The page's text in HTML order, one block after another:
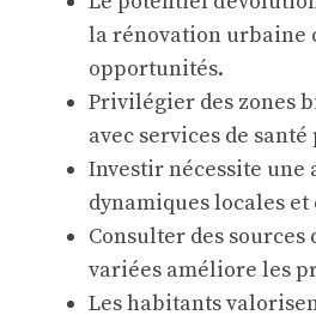
la rénovation urbaine
opportunités.
Privilégier des zones
avec services de
Investir nécessite une
dynamiques locales et
Consulter des sources
variées améliore les
Les habitants